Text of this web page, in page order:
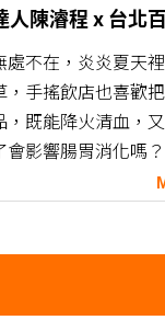
陳濬程 x 台北
處不在，炎炎夏天
手搖飲店也喜歡
既能降火清血，
影響腸胃消化嗎